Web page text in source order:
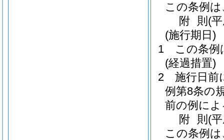
この条例
附 則 (
(施行期日)
1
この条例
(経過措置)
2
施行日前
例第8条の
前の例によ
附 則 (
この条例